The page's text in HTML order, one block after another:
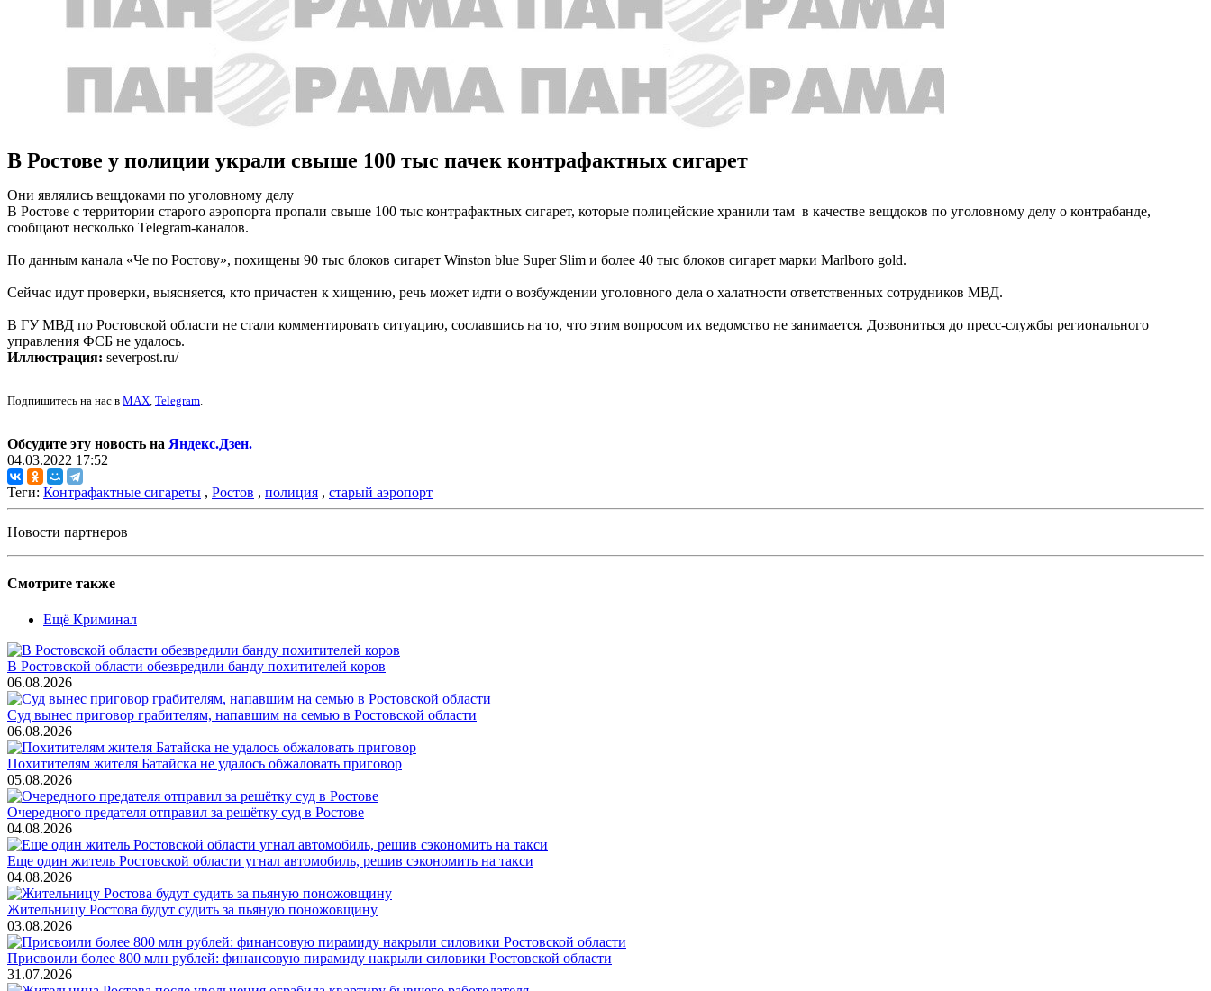
В Ростове у полиции украли свыше 100 тыс пачек контрафактных сигарет
Они являлись вещдоками по уголовному делу
В Ростове с территории старого аэропорта пропали свыше 100 тыс контрафактных сигарет, которые полицейские хранили там в качестве вещдоков по уголовному делу о контрабанде,
сообщают несколько Telegram-каналов.
По данным канала «Че по Ростову», похищены 90 тыс блоков сигарет Winston blue Super Slim и более 40 тыс блоков сигарет марки Marlboro gold.
Сейчас идут проверки, выясняется, кто причастен к хищению, речь может идти о возбуждении уголовного дела о халатности ответственных сотрудников МВД.
В ГУ МВД по Ростовской области не стали комментировать ситуацию, сославшись на то, что этим вопросом их ведомство не занимается. Дозвониться до пресс-службы регионального
управления ФСБ не удалось.
Иллюстрация: severpost.ru/
Подпишитесь на нас в MAX, Telegram.
Обсудите эту новость на Яндекс.Дзен.
04.03.2022 17:52
Теги: Контрафактные сигареты , Ростов , полиция , старый аэропорт
Новости партнеров
Смотрите также
Ещё Криминал
В Ростовской области обезвредили банду похитителей коров
06.08.2026
Суд вынес приговор грабителям, напавшим на семью в Ростовской области
06.08.2026
Похитителям жителя Батайска не удалось обжаловать приговор
05.08.2026
Очередного предателя отправил за решётку суд в Ростове
04.08.2026
Еще один житель Ростовской области угнал автомобиль, решив сэкономить на такси
04.08.2026
Жительницу Ростова будут судить за пьяную поножовщину
03.08.2026
Присвоили более 800 млн рублей: финансовую пирамиду накрыли силовики Ростовской области
31.07.2026